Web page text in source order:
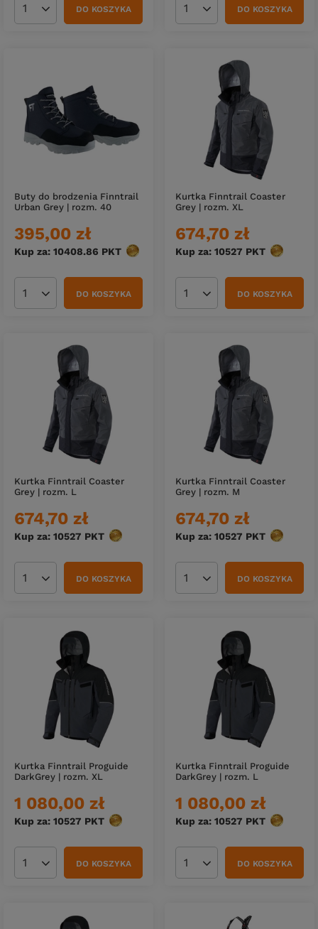
Ilość produktówDO KOSZYKA Ilość produktówDO KOSZYKA
Buty do brodzenia Finntrail
Urban Grey | rozm. 40
395,00 zł
Kup za: 10408.86 PKT punktów
Ilość produktówDO KOSZYKA
Kurtka Finntrail Coaster
Grey | rozm. XL
674,70 zł
Kup za: 10527 PKT punktów
Ilość produktówDO KOSZYKA
Kurtka Finntrail Coaster
Grey | rozm. L
674,70 zł
Kup za: 10527 PKT punktów
Ilość produktówDO KOSZYKA
Kurtka Finntrail Coaster
Grey | rozm. M
674,70 zł
Kup za: 10527 PKT punktów
Ilość produktówDO KOSZYKA
Kurtka Finntrail Proguide
DarkGrey | rozm. XL
1 080,00 zł
Kup za: 10527 PKT punktów
Ilość produktówDO KOSZYKA
Kurtka Finntrail Proguide
DarkGrey | rozm. L
1 080,00 zł
Kup za: 10527 PKT punktów
Ilość produktówDO KOSZYKA